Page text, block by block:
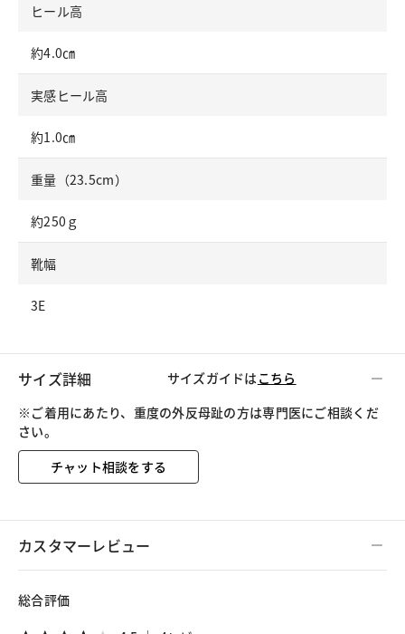
ヒール高
約4.0㎝
実感ヒール高
約1.0㎝
重量（23.5cm）
約250ｇ
靴幅
3E
サイズ詳細 サイズガイドはこちら
※ご着用にあたり、重度の外反母趾の方は専門医にご相談くだ
さい。
チャット相談をする
カスタマーレビュー
総合評価